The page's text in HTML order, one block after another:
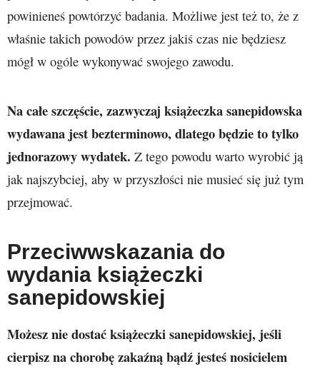
powinieneś powtórzyć badania. Możliwe jest też to, że z
właśnie takich powodów przez jakiś czas nie będziesz
mógł w ogóle wykonywać swojego zawodu.
Na całe szczęście, zazwyczaj książeczka sanepidowska
wydawana jest bezterminowo, dlatego będzie to tylko
jednorazowy wydatek. Z tego powodu warto wyrobić ją
jak najszybciej, aby w przyszłości nie musieć się już tym
przejmować.
Przeciwwskazania do
wydania książeczki
sanepidowskiej
Możesz nie dostać książeczki sanepidowskiej, jeśli
cierpisz na chorobę zakaźną bądź jesteś nosicielem